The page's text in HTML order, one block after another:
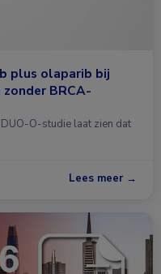
plus olaparib bij
BRCA-
O-studie laat zien dat
Lees meer →